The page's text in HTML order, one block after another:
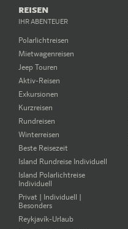
REISEN
IHR ABENTEUER
Polarlichtreisen
Mietwagenreisen
Jeep Touren
Aktiv-Reisen
Exkursionen
Kurzreisen
Rundreisen
Winterreisen
Beste Reisezeit
Island Rundreise Individuell
Island Polarlichtreise
Individuell
Privat | Individuell |
Besonders
Reykjavík-Urlaub